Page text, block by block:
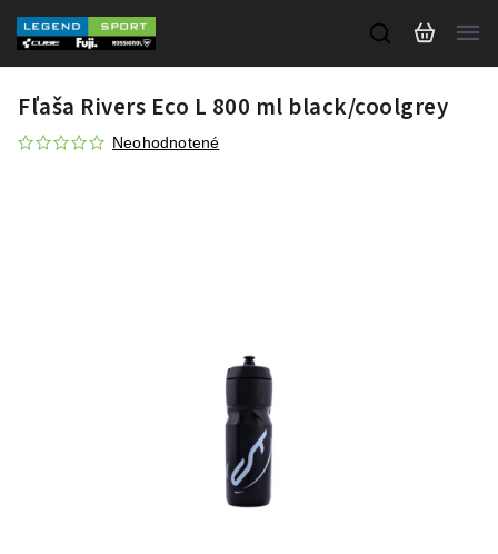
Fľaša Rivers Eco L 800 ml black/coolgrey
Neohodnotené